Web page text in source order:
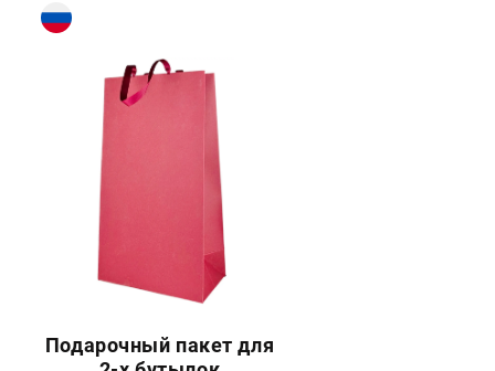
Подарочный пакет для